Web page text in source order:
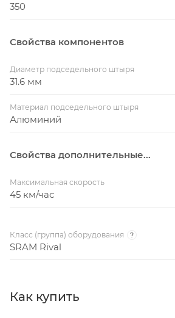
350
Свойства компонентов
Диаметр подседельного штыря
31.6 мм
Материал подседельного штыря
Алюминий
Свойства дополнительные...
Максимальная скорость
45 км/час
Класс (группа) оборудования ?
SRAM Rival
Как купить